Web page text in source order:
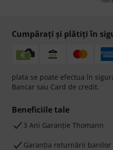
Cumpărați și plătiți în
plata se poate efectua în
Bancar sau Card de credit.
Beneficiile tale
3 Ani Garanție Thomann
Garanţia returnării banilor